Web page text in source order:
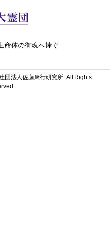
命体の御魂へ捧ぐ
団法人佐藤康行研究所. All Rights